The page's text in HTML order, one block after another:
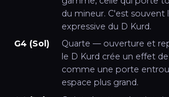
du mineur. C'est souvent
expressive du D Kurd.
G4 (Sol)
Quarte — ouverture et
le D Kurd crée un effet
comme une porte
espace plus grand.